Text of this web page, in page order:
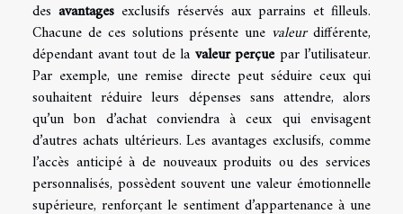
des avantages exclusifs réservés aux parrains et filleuls.
Chacune de ces solutions présente une valeurdifférente,
dépendant avant tout de la valeur perçuepar l’utilisateur.
Par exemple, une remise directe peut séduire ceux qui
souhaitent réduire leurs dépenses sans attendre, alors
qu’un bon d’achat conviendra à ceux qui envisagent
d’autres achats ultérieurs. Les avantages exclusifs, comme
l’accès anticipé à de nouveaux produits ou des services
personnalisés, possèdent souvent une valeur émotionnelle
supérieure, renforçant le sentiment d’appartenance à une